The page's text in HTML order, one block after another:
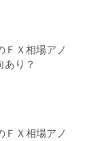
ＦＸ相場アノ
あり？
ＦＸ相場アノ